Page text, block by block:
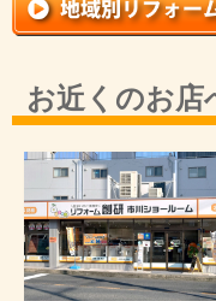
お近くのお店